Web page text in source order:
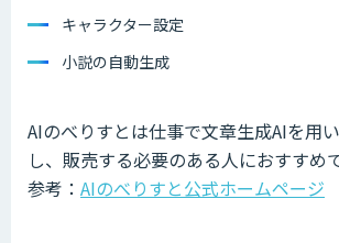
キャラクター設定
小説の自動生成
AIのべりすとは仕事で文章生成AIを用
し、販売する必要のある人におすすめで
参考： AIのべりすと公式ホームページ